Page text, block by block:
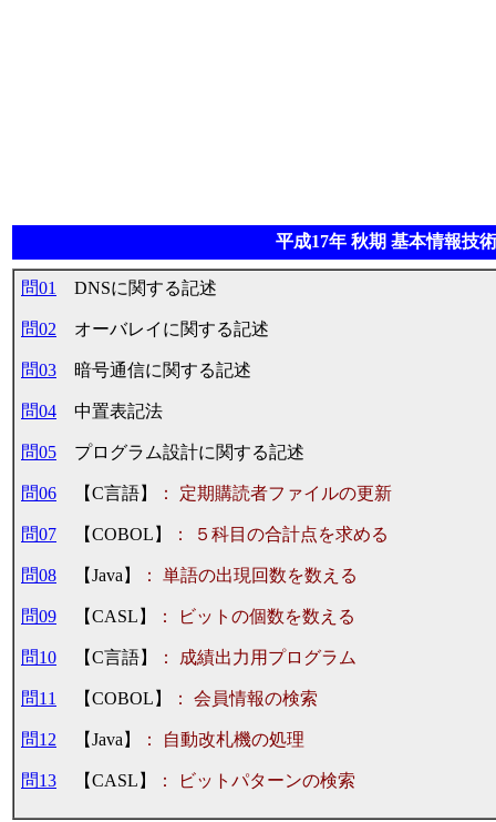
平成17年 秋期 基本情報技
問01 DNSに関する記述
問02 オーバレイに関する記述
問03 暗号通信に関する記述
問04 中置表記法
問05 プログラム設計に関する記述
問06 【C言語】 ： 定期購読者ファイルの更新
問07 【COBOL】 ： ５科目の合計点を求める
問08 【Java】 ： 単語の出現回数を数える
問09 【CASL】 ： ビットの個数を数える
問10 【C言語】 ： 成績出力用プログラム
問11 【COBOL】 ： 会員情報の検索
問12 【Java】 ： 自動改札機の処理
問13 【CASL】 ： ビットパターンの検索